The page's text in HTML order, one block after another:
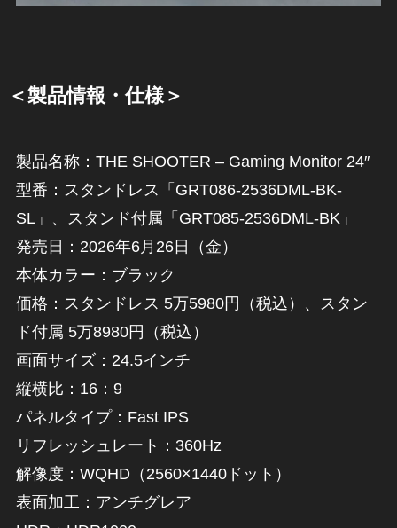
＜製品情報・仕様＞
製品名称：THE SHOOTER – Gaming Monitor 24″
型番：スタンドレス「GRT086-2536DML-BK-
SL」、スタンド付属「GRT085-2536DML-BK」
発売日：2026年6月26日（金）
本体カラー：ブラック
価格：スタンドレス 5万5980円（税込）、スタン
ド付属 5万8980円（税込）
画面サイズ：24.5インチ
縦横比：16：9
パネルタイプ：Fast IPS
リフレッシュレート：360Hz
解像度：WQHD（2560×1440ドット）
表面加工：アンチグレア